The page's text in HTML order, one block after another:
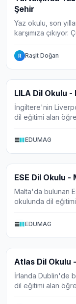
Şehir
Yaz okulu, son
karşımıza
eğitimlerle iyi bir
R Raşit Doğan
Video
LILA Dil Okulu
İngiltere'nin
dil eğitimi alan
EDUMAG
Video
ESE Dil Okulu -
Malta'da bulunan
okulunda dil
EDUMAG
Video
Atlas Dil Okulu
İrlanda Dublin'de
dil eğitimi alan